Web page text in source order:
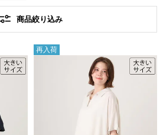
商品絞り込み
再入荷